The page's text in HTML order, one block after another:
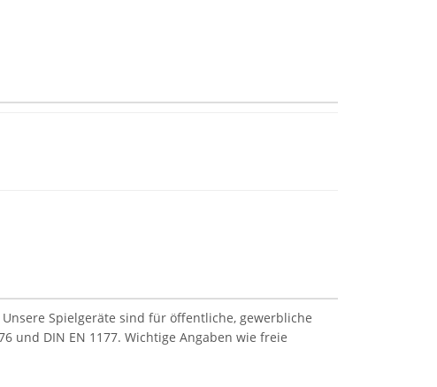
Spielgeräte sind für öffentliche, gewerbliche
und DIN EN 1177. Wichtige Angaben wie freie